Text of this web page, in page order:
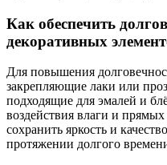
Как обеспечить
декоративных
Для повышения
закрепляющие лаки или
подходящие для эмалей и
воздействия влаги и
сохранить яркость и
протяжении долгого